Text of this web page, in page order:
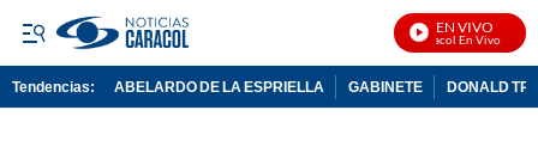
EN VIVO
Noticias Caracol En Vivo
Tendencias: ABELARDO DE LA ESPRIELLA GABINETE DONALD